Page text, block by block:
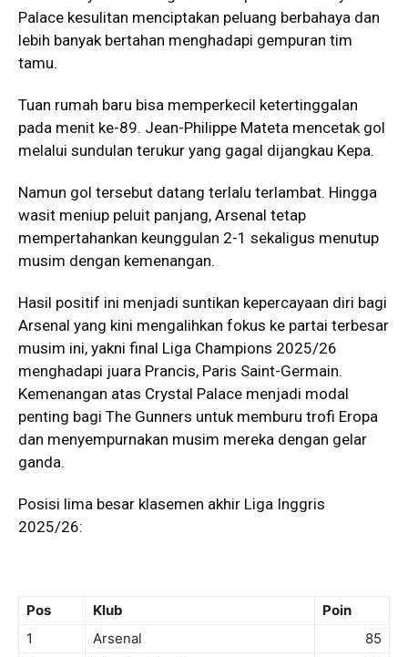
Palace kesulitan menciptakan peluang berbahaya dan
lebih banyak bertahan menghadapi gempuran tim
tamu.
Tuan rumah baru bisa memperkecil ketertinggalan
pada menit ke-89. Jean-Philippe Mateta mencetak gol
melalui sundulan terukur yang gagal dijangkau Kepa.
Namun gol tersebut datang terlalu terlambat. Hingga
wasit meniup peluit panjang, Arsenal tetap
mempertahankan keunggulan 2-1 sekaligus menutup
musim dengan kemenangan.
Hasil positif ini menjadi suntikan kepercayaan diri bagi
Arsenal yang kini mengalihkan fokus ke partai terbesar
musim ini, yakni final Liga Champions 2025/26
menghadapi juara Prancis, Paris Saint-Germain.
Kemenangan atas Crystal Palace menjadi modal
penting bagi The Gunners untuk memburu trofi Eropa
dan menyempurnakan musim mereka dengan gelar
ganda.
Posisi lima besar klasemen akhir Liga Inggris
2025/26:
Pos Klub
Poin
1
Arsenal
85